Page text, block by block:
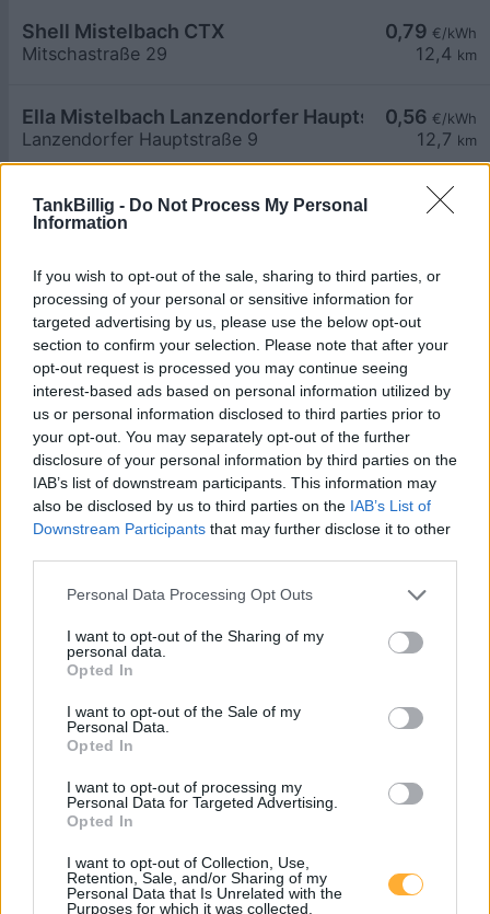
TankBillig - Do Not Process My Personal
Information
If you wish to opt-out of the sale, sharing to third parties, or
processing of your personal or sensitive information for
targeted advertising by us, please use the below opt-out
section to confirm your selection. Please note that after your
opt-out request is processed you may continue seeing
interest-based ads based on personal information utilized by
us or personal information disclosed to third parties prior to
your opt-out. You may separately opt-out of the further
disclosure of your personal information by third parties on the
IAB’s list of downstream participants. This information may
also be disclosed by us to third parties on the IAB’s List of
Downstream Participants that may further disclose it to other
Personal Data Processing Opt Outs
I want to opt-out of the Sharing of my
personal data.
Opted In
I want to opt-out of the Sale of my
Personal Data.
Opted In
I want to opt-out of processing my
Personal Data for Targeted Advertising.
Opted In
I want to opt-out of Collection, Use,
Retention, Sale, and/or Sharing of my
Personal Data that Is Unrelated with the
Purposes for which it was collected.
0,79 €/kWh
12,4 km
Shell Mistelbach CTX
Mitschastraße 29
0,56 €/kWh
12,7 km
Ella Mistelbach Lanzendorfer Hauptstraße 9
Lanzendorfer Hauptstraße 9
ab €/kWh
Mistelbach, Hofer Ernstbrunnerstraße
Ernstbrunnerstraße 2
0,75
Mistelbach, Hofer Ernstbrunnerstraße
Ernstbrunnerstraße 2
0,75
12,9
Mistelbach, Interspar Hüttendorf
Hüttendorferweg 189
ab0,65€/kWh
12,9
Mistelbach, Interspar Hüttendorf
Hüttendorferweg 189
13,0
Mistelbach, Zayapark
Ernstbrunnerstr. 4d
0,65
13,0
Mistelbach, Zayapark
Ernstbrunnerstr. 4d
0,53
da emobil - Schnelllader Burger King Mistelbach
Ernstbrunnerstraße 6
0,65
Mistelbach, Autohaus Kornek
Ernstbrunnerstr. 15
0,90
AT_Wiesinger_2130_002_230222313 öffentlich
Ernstbrunnerstraße 14